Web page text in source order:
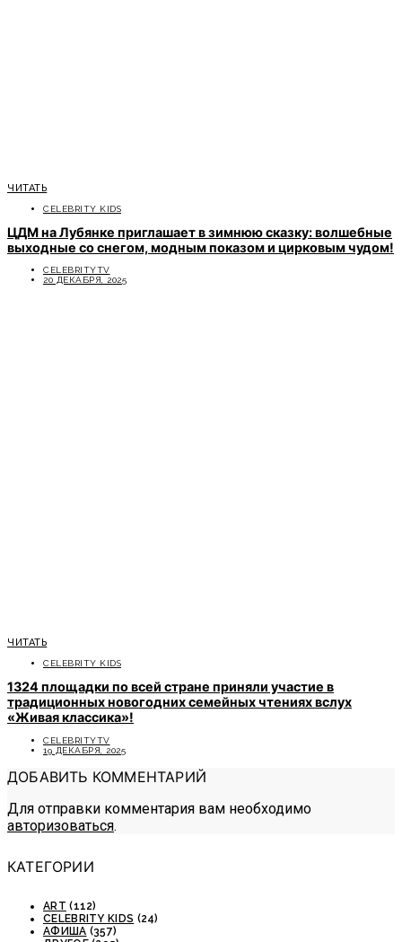
ЧИТАТЬ
CELEBRITY KIDS
ЦДМ на Лубянке приглашает в зимнюю сказку: волшебные
выходные со снегом, модным показом и цирковым чудом!
CELEBRITYTV
20 ДЕКАБРЯ, 2025
ЧИТАТЬ
CELEBRITY KIDS
1324 площадки по всей стране приняли участие в
традиционных новогодних семейных чтениях вслух
«Живая классика»!
CELEBRITYTV
19 ДЕКАБРЯ, 2025
ДОБАВИТЬ КОММЕНТАРИЙ
Для отправки комментария вам необходимо
авторизоваться.
КАТЕГОРИИ
ART (112)
CELEBRITY KIDS (24)
АФИША (357)